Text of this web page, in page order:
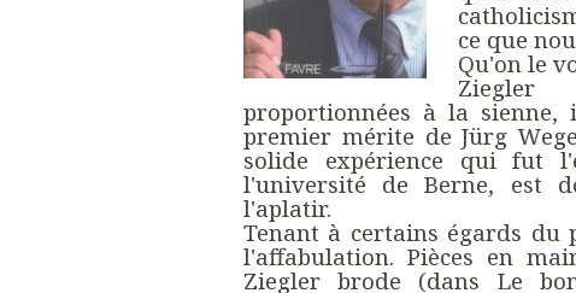
ce que
Qu'on le
proportionnées à la
premier mérite de Jürg
solide expérience qui fut
l'université de Berne, est
l'aplatir.
Tenant à certains égards du
l'affabulation. Pièces en
Ziegler brode (dans Le